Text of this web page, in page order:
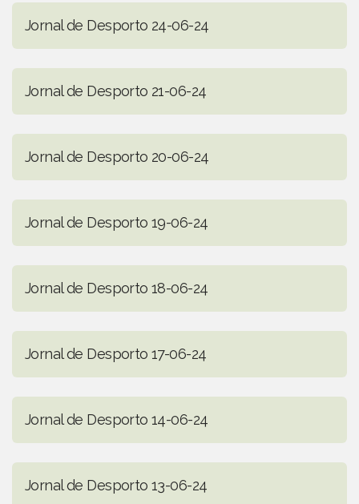
Jornal de Desporto 24-06-24
Jornal de Desporto 21-06-24
Jornal de Desporto 20-06-24
Jornal de Desporto 19-06-24
Jornal de Desporto 18-06-24
Jornal de Desporto 17-06-24
Jornal de Desporto 14-06-24
Jornal de Desporto 13-06-24